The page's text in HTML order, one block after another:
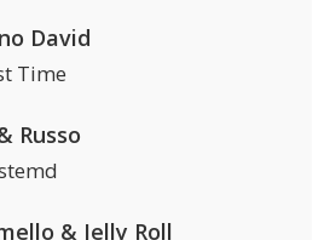
David
Time
Russo
& Jelly Roll